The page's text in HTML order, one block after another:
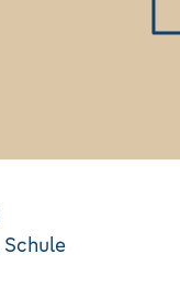
Schule